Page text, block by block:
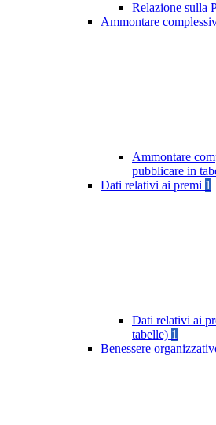
Relazione sulla
Ammontare
Ammontare
pubblicare in
Dati relativi ai premi 1
Dati relativi ai
tabelle) 1
Benessere